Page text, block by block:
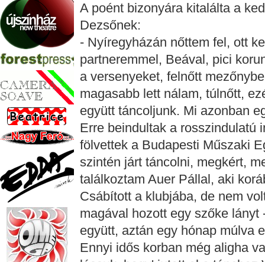
A poént bizonyára kitalálta a
Dezsőnek:
- Nyíregyházán nőttem fel, ott
partneremmel, Beával, pici
a versenyeket, felnőtt
magasabb lett nálam, túlnőtt,
együtt táncoljunk. Mi azonban
Erre beindultak a rosszindulatú
fölvettek a Budapesti Műszaki
szintén járt táncolni, megkért,
találkoztam Auer Pállal, aki
Csábított a klubjába, de nem
magával hozott egy szőke
együtt, aztán egy hónap múlva
Ennyi idős korban még aligha